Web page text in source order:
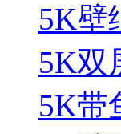
5K壁
5K双
5K带